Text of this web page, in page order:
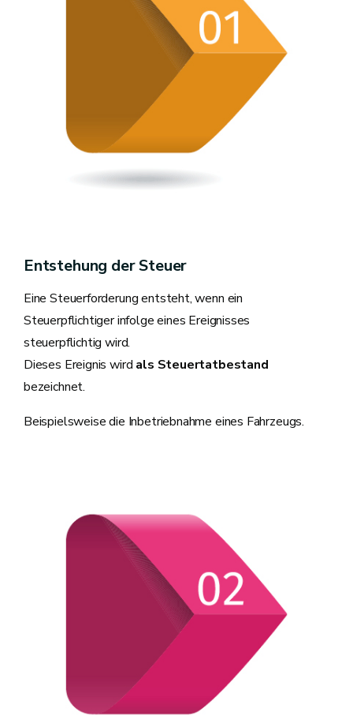
Entstehung der Steuer
Eine Steuerforderung entsteht, wenn ein
Steuerpflichtiger infolge eines Ereignisses
steuerpflichtig wird.
Dieses Ereignis wird als Steuertatbestand
bezeichnet.
Beispielsweise die Inbetriebnahme eines Fahrzeugs.